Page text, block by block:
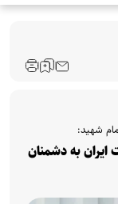
شهید:
به دشمنان